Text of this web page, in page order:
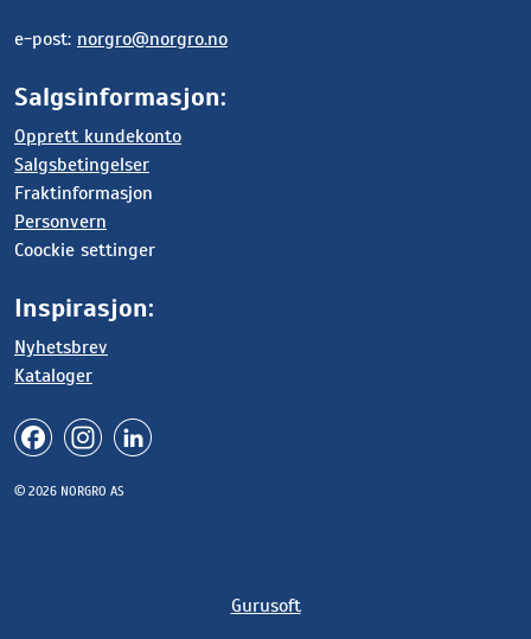
e-post: norgro@norgro.no
Salgsinformasjon:
Opprett kundekonto
Salgsbetingelser
Fraktinformasjon
Personvern
Coockie settinger
Inspirasjon:
Nyhetsbrev
Kataloger
© 2026 NORGRO AS
Gurusoft